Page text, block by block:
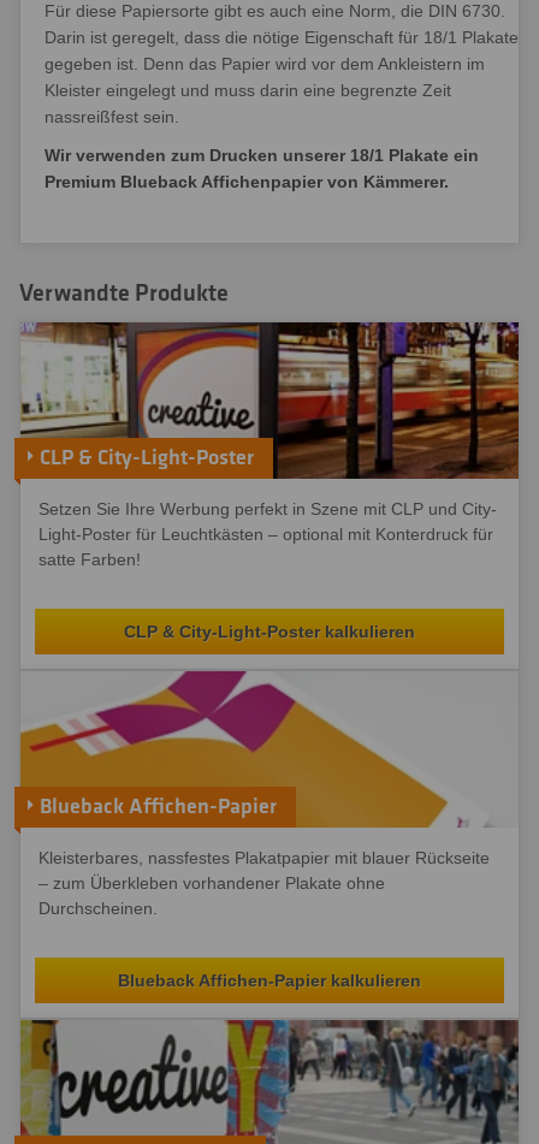
Für diese Papiersorte gibt es auch eine Norm, die DIN 6730.
Darin ist geregelt, dass die nötige Eigenschaft für 18/1 Plakate
gegeben ist. Denn das Papier wird vor dem Ankleistern im
Kleister eingelegt und muss darin eine begrenzte Zeit
nassreißfest sein.
Wir verwenden zum Drucken unserer 18/1 Plakate ein
Premium Blueback Affichenpapier von Kämmerer.
Verwandte Produkte
CLP & City-Light-Poster
Setzen Sie Ihre Werbung perfekt in Szene mit CLP und City-
Light-Poster für Leuchtkästen – optional mit Konterdruck für
satte Farben!
CLP & City-Light-Poster kalkulieren
Blueback Affichen-Papier
Kleisterbares, nassfestes Plakatpapier mit blauer Rückseite
– zum Überkleben vorhandener Plakate ohne
Durchscheinen.
Blueback Affichen-Papier kalkulieren